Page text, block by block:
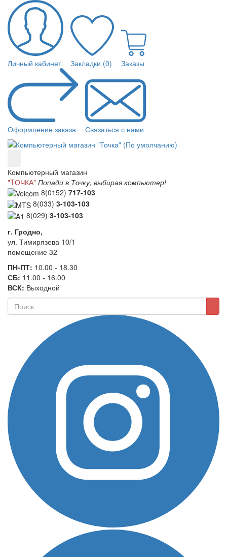
Личный кабинет Закладки (0) Заказы
Оформление заказа Связаться с нами
Компьютерный магазин
"TОЧКА" Попади в Точку, выбирая компьютер!
8(0152) 717-103
8(033) 3-103-103
8(029) 3-103-103
г. Гродно,
ул. Тимирязева 10/1
помещение 32
ПН-ПТ: 10.00 - 18.30
СБ: 11.00 - 16.00
ВСК: Выходной